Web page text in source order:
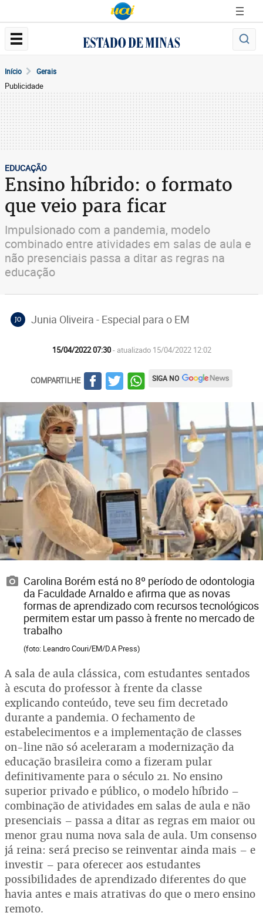
Início Gerais
Publicidade
EDUCAÇÃO
Ensino híbrido: o formato
que veio para ficar
Impulsionado com a pandemia, modelo
combinado entre atividades em salas de aula e
não presenciais passa a ditar as regras na
educação
JO Junia Oliveira - Especial para o EM
15/04/2022 07:30- atualizado 15/04/2022 12:02
COMPARTILHE SIGA NO
Carolina Borém está no 8º período de odontologia
da Faculdade Arnaldo e afirma que as novas
formas de aprendizado com recursos tecnológicos
permitem estar um passo à frente no mercado de
trabalho
(foto: Leandro Couri/EM/D.A Press)
A sala de aula clássica, com estudantes sentados
à escuta do professor à frente da classe
explicando conteúdo, teve seu fim decretado
durante a pandemia. O fechamento de
estabelecimentos e a implementação de classes
on-line não só aceleraram a modernização da
educação brasileira como a fizeram pular
definitivamente para o século 21. No ensino
superior privado e público, o modelo híbrido –
combinação de atividades em salas de aula e não
presenciais – passa a ditar as regras em maior ou
menor grau numa nova sala de aula. Um consenso
já reina: será preciso se reinventar ainda mais – e
investir – para oferecer aos estudantes
possibilidades de aprendizado diferentes do que
havia antes e mais atrativas do que o mero ensino
remoto.